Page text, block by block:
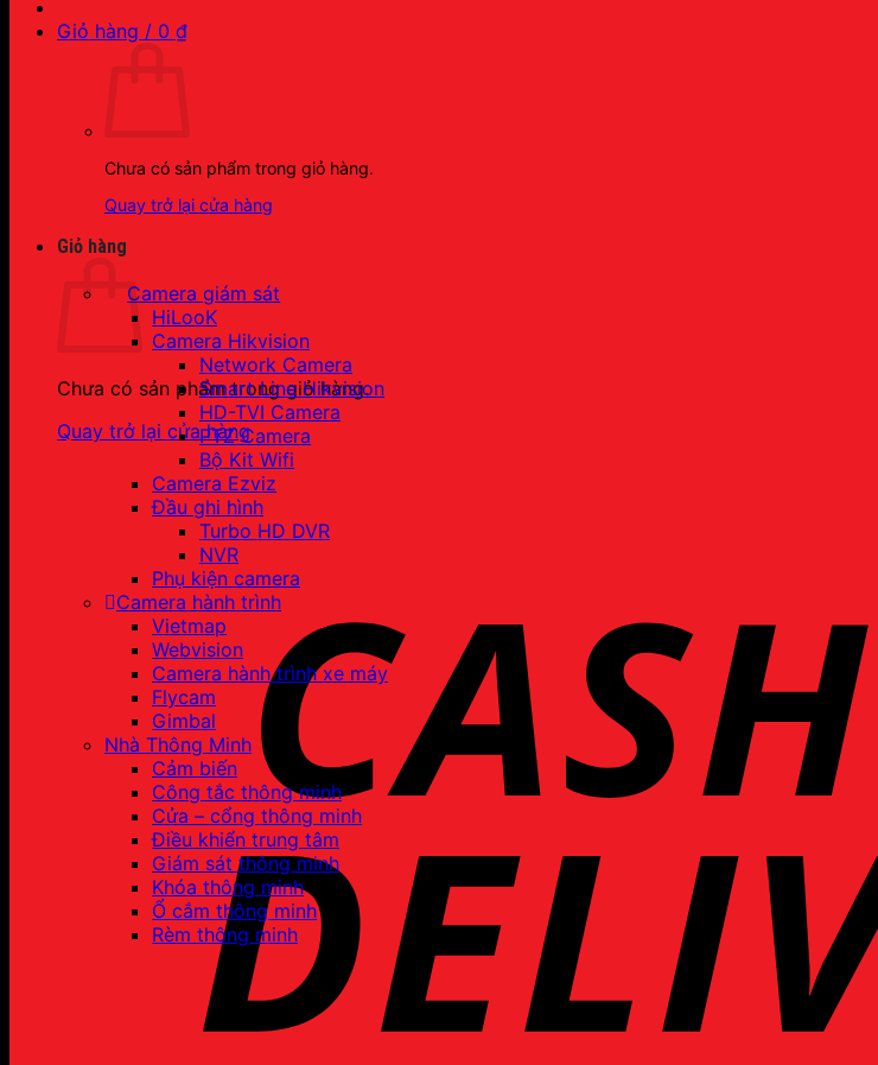
Giỏ hàng / 0 ₫
Chưa có sản phẩm trong giỏ hàng.
Quay trở lại cửa hàng
Giỏ hàng
Chưa có sản phẩm trong giỏ hàng.
Quay trở lại cửa hàng
Camera giám sát
HiLooK
Camera Hikvision
Network Camera
Smart Line Hikvision
HD-TVI Camera
PTZ Camera
Bộ Kit Wifi
Camera Ezviz
Đầu ghi hình
Turbo HD DVR
NVR
Phụ kiện camera
Camera hành trình
Vietmap
Webvision
Camera hành trình xe máy
Flycam
Gimbal
Nhà Thông Minh
Cảm biến
Công tắc thông minh
Cửa – cổng thông minh
Điều khiển trung tâm
Giám sát thông minh
Khóa thông minh
Ổ cắm thông minh
Rèm thông minh